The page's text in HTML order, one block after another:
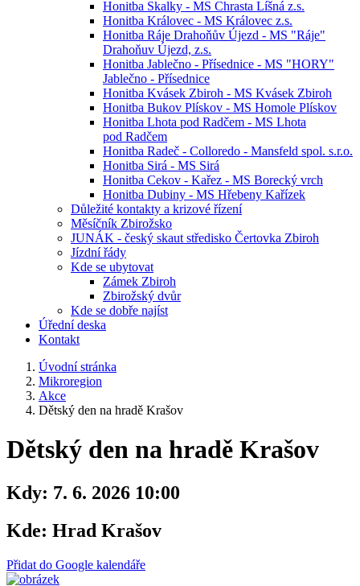
Honitba Skalky - MS Chrasta Líšná z.s.
Honitba Královec - MS Královec z.s.
Honitba Ráje Drahoňův Újezd - MS "Ráje"
Drahoňuv Újezd, z.s.
Honitba Jablečno - Přísednice - MS "HORY"
Jablečno - Přísednice
Honitba Kvásek Zbiroh - MS Kvásek Zbiroh
Honitba Bukov Plískov - MS Homole Plískov
Honitba Lhota pod Radčem - MS Lhota
pod Radčem
Honitba Radeč - Colloredo - Mansfeld spol. s.r.o.
Honitba Sirá - MS Sirá
Honitba Cekov - Kařez - MS Borecký vrch
Honitba Dubiny - MS Hřebeny Kařízek
Důležité kontakty a krizové řízení
Měsíčník Zbirožsko
JUNÁK - český skaut středisko Čertovka Zbiroh
Jízdní řády
Kde se ubytovat
Zámek Zbiroh
Zbirožský dvůr
Kde se dobře najíst
Úřední deska
Kontakt
Úvodní stránka
Mikroregion
Akce
Dětský den na hradě Krašov
Dětský den na hradě Krašov
Kdy: 7. 6. 2026 10:00
Kde: Hrad Krašov
Přidat do Google kalendáře